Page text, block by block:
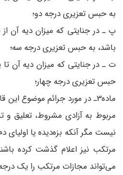
به حبس تعزیری درجه دو؛
پ ـ در جنایتی که میزان دیه آن
باشد، به حبس تعزیری درجه سه؛
ت ـ در جنایتی که میزان دیه آن
حبس تعزیری درجه چهار؛
ماده3ـ در مورد جرائم موضوع
مربوط به آزادی مشروط، تعلیق و
نیست مگر آنکه بزه‌دیده یا
مرتکب نیز اعلام گذشت کرده
می‌تواند مجازات مرتکب را یک